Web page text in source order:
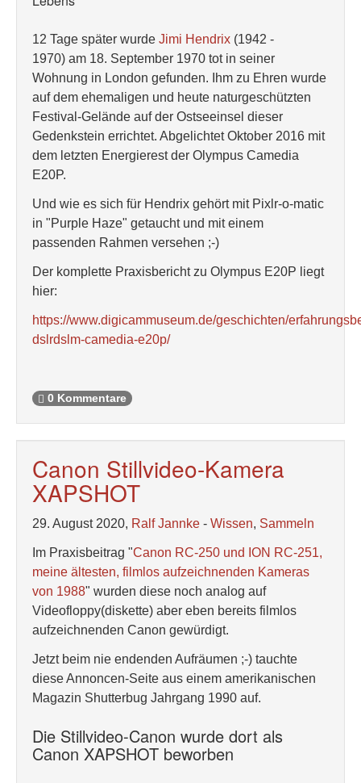
12 Tage später wurde Jimi Hendrix (1942 -
1970) am 18. September 1970 tot in seiner
Wohnung in London gefunden. Ihm zu Ehren wurde
auf dem ehemaligen und heute naturgeschützten
Festival-Gelände auf der Ostseeinsel dieser
Gedenkstein errichtet. Abgelichtet Oktober 2016 mit
dem letzten Energierest der Olympus Camedia
E20P.
Und wie es sich für Hendrix gehört mit Pixlr-o-matic
in "Purple Haze" getaucht und mit einem
passenden Rahmen versehen ;-)
Der komplette Praxisbericht zu Olympus E20P liegt
hier:
https://www.digicammuseum.de/geschichten/
dslrdslm-camedia-e20p/
0 Kommentare
Canon Stillvideo-Kamera
XAPSHOT
29. August 2020, Ralf Jannke - Wissen, Sammeln
Im Praxisbeitrag "Canon RC-250 und ION RC-251,
meine ältesten, filmlos aufzeichnenden Kameras
von 1988" wurden diese noch analog auf
Videofloppy(diskette) aber eben bereits filmlos
aufzeichnenden Canon gewürdigt.
Jetzt beim nie endenden Aufräumen ;-) tauchte
diese Annoncen-Seite aus einem amerikanischen
Magazin Shutterbug Jahrgang 1990 auf.
Die Stillvideo-Canon wurde dort als
Canon XAPSHOT beworben